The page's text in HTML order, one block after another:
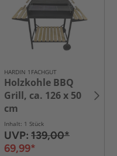
HARDIN 1FACHGUT
Holzkohle BBQ
Grill, ca. 126 x 50
cm
Inhalt: 1 Stück
UVP: 139,00*
69,99*